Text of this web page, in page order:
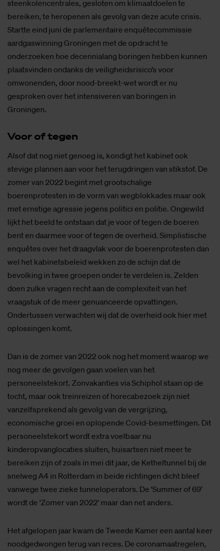
steenkolencentrales, gesloten om klimaatdoelen te
bereiken, te heropenen als gevolg van deze acute crisis.
Startte eind juni de parlementaire enquêtecommissie
aardgaswinning Groningen met de opdracht te
onderzoeken hoe decennialang boringen hebben kunnen
plaatsvinden ondanks de veiligheidsrisico’s voor
omwonenden, door nood-breekt-wet wordt er nu
gesproken over het intensiveren van boringen in
Groningen.
Voor of te­gen
Alsof dat nog niet genoeg is, kondigt het kabinet ook
stevige plannen aan voor het terugdringen van stikstof. De
zomer van 2022 begint met grootschalige
boerenprotesten in de vorm van wegblokkades maar ook
met ernstige agressie jegens politici en politie. Ongewild
lijkt het beeld te ontstaan dat je voor of tegen de boeren
bent en daarmee voor of tegen de overheid. Simplistische
enquêtes over het draagvlak voor de boerenprotesten dan
wel het kabinetsbeleid wekken zo de schijn dat de
bevolking in twee groepen onder te verdelen is. Zelden
doen zulke vragen recht aan de complexiteit van het
vraagstuk of de meer genuanceerde opvattingen.
Ondertussen verwachten wij dat de overheid ook hier met
oplossingen komt.
Dan is de zomer van 2022 ook nog het moment waarop we
nog meer de gevolgen gaan voelen van het
personeelstekort. Zonvakanties via Schiphol staan op de
tocht, maar ook treinreizen of horecabezoek zijn niet
vanzelfsprekend als gevolg van de vergrijzing,
economische groei en oplopende Covid-besmettingen. Dit
personeelstekort wordt extra voelbaar nu
kinderopvanglocaties sluiten, huisartsen niet meer te
bereiken zijn of zoals in mei dit jaar, de Ketheltunnel bij de
snelweg A4 in Rotterdam in beide richtingen dicht bleef
vanwege twee zieke tunneloperators. De ‘Summer of 69’
wordt de ‘Zomer van 2022’ maar dan net anders.
Het afgelopen jaar kwam de Tweede Kamer een aantal keer
noodgedwongen terug van reces. De coronamaatregelen,